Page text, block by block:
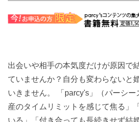
出会いや相手の本気度だけが原因で
ていませんか？自分も変わらないと
いきません。 「parcy's」（パーシー
産のタイムリミットを感じて焦る」
いる」「付き合っても長続きせず結